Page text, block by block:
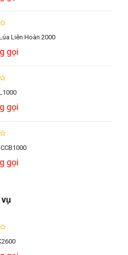
Liên Hoàn 2000
gọi
gọi
gọi